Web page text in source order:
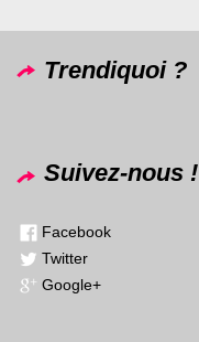
Trendiquoi ?
Suivez-nous !
Facebook
Twitter
Google+